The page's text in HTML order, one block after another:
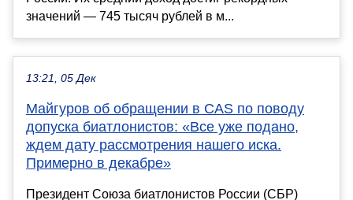
значений — 745 тысяч рублей в м...
13:21, 05 Дек
Майгуров об обращении в CAS по поводу
допуска биатлонистов: «Все уже подано,
ждем дату рассмотрения нашего иска.
Примерно в декабре»
Президент Союза биатлонистов России (СБР)